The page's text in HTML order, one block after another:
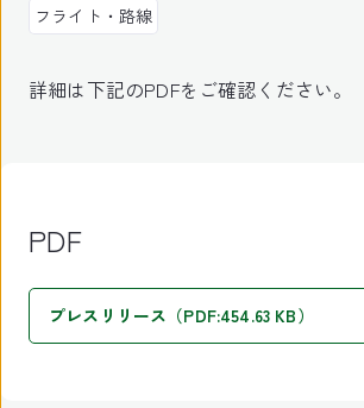
フライト・路線
詳細は下記のPDFをご確認ください。
PDF
プレスリリース（PDF:454.63 KB）